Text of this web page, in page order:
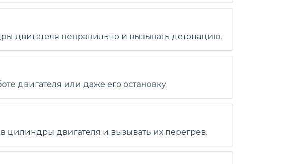
двигателя неправильно и вызывать детонацию.
двигателя или даже его остановку.
цилиндры двигателя и вызывать их перегрев.